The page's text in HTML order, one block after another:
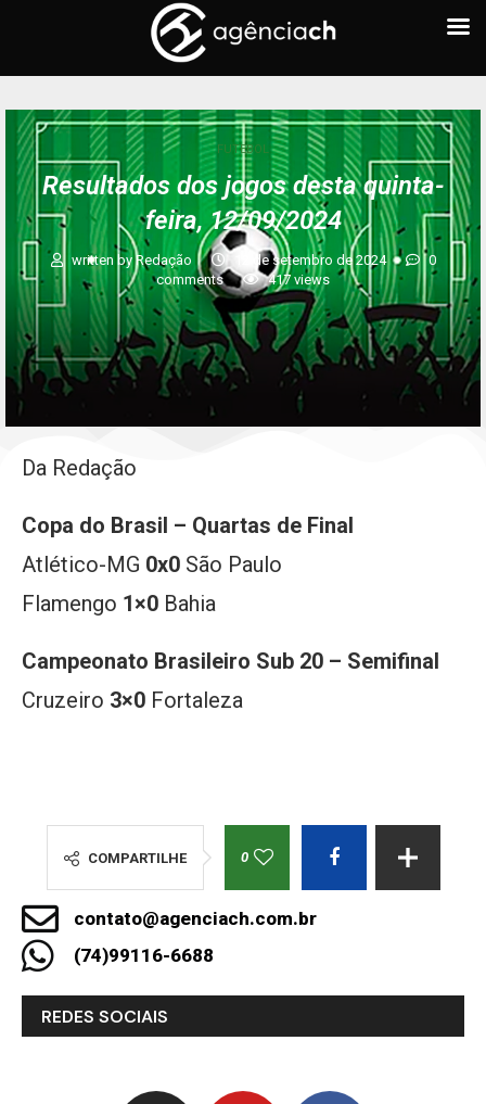
FUTEBOL
Resultados dos jogos desta quinta-
feira, 12/09/2024
written byRedação 12 de setembro de 2024
0
comments
417 views
Da Redação
Copa do Brasil – Quartas de Final
Atlético-MG 0x0 São Paulo
Flamengo 1×0 Bahia
Campeonato Brasileiro Sub 20 – Semifinal
Cruzeiro 3×0 Fortaleza
COMPARTILHE 0
contato@agenciach.com.br
(74)99116-6688
REDES SOCIAIS